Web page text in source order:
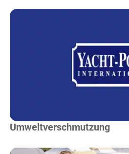
Mehr Lesen
Umweltverschmutzung